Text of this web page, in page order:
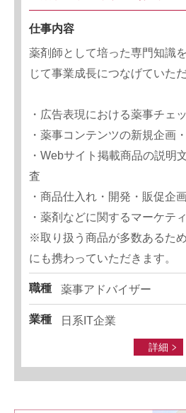
仕事内容
薬剤師として培った専門知識
じて事業成長につなげていただ
・広告表現における薬事チェ
・薬事コンテンツの新規企画
・Webサイト掲載商品の説明
査
・商品仕入れ・開発・販促企
・薬剤などに関するマーケテ
※取り扱う商品が多数あるた
にも携わっていただきます。
職種 薬事アドバイザー
業種 日系IT企業
詳細